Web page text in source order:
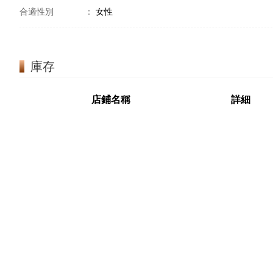
合適性別 ： 女性
庫存
店鋪名稱 詳細